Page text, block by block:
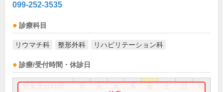
099-252-3535
診療科目
リウマチ科 整形外科 リハビリテーション科
診療/受付時間・休診日
祝